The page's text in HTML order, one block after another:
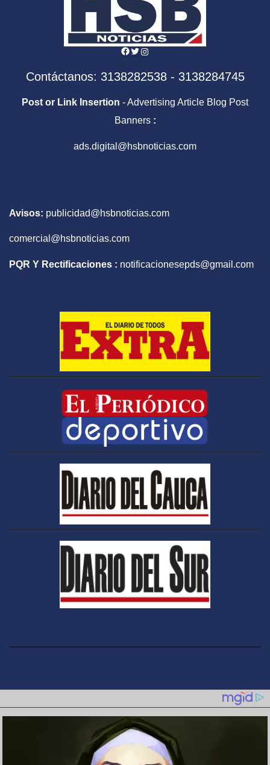
Facebook
Twitter
Instagram
Contáctanos: 3138282538 - 3138284745
Post or Link Insertion - Advertising Article Blog Post
Banners :
ads.digital@hsbnoticias.com
Avisos: publicidad@hsbnoticias.com
comercial@hsbnoticias.com
PQR Y Rectificaciones : notificacionesepds@gmail.com